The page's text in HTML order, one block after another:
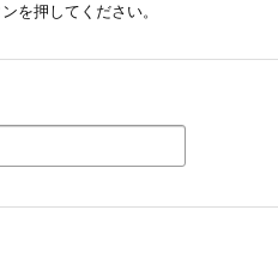
を押してください。